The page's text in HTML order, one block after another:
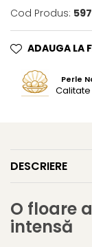
Cod Produs:
ADAUGA LA
Perle
DESCRIERE
O floare
intensă